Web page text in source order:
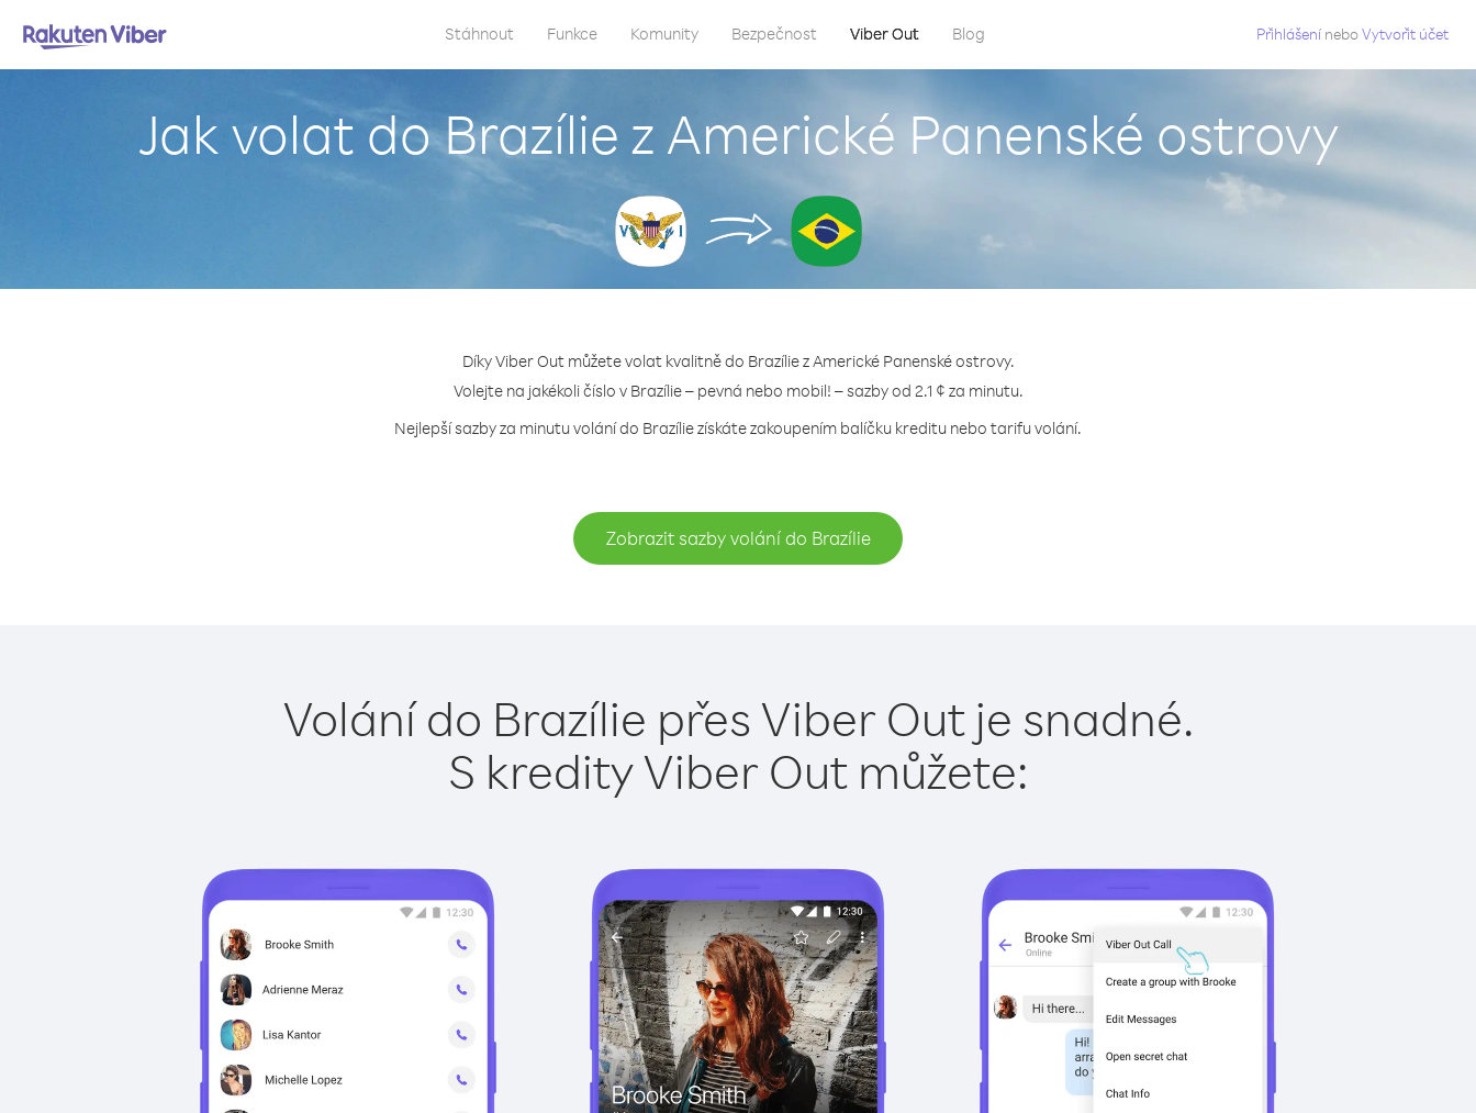
Stáhnout Funkce Komunity Bezpečnost Viber Out Blog Přihlášení neboVytvořit účet
Jak volat do Brazílie z Americké Panenské ostrovy
Díky Viber Out můžete volat kvalitně do Brazílie z Americké Panenské ostrovy.
Volejte na jakékoli číslo v Brazílie – pevná nebo mobil! – sazby od 2.1 ¢ za minutu.
Nejlepší sazby za minutu volání do Brazílie získáte zakoupením balíčku kreditu nebo tarifu volání.
Zobrazit sazby volání do Brazílie
Volání do Brazílie přes Viber Out je snadné.
S kredity Viber Out můžete: